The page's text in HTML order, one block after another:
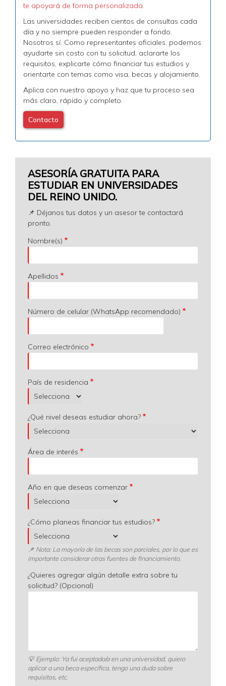
te apoyará de forma personalizada.
Las universidades reciben cientos de consultas cada
día y no siempre pueden responder a fondo.
Nosotros sí. Como representantes oficiales, podemos
ayudarte sin costo con tu solicitud, aclararte los
requisitos, explicarte cómo financiar tus estudios y
orientarte con temas como visa, becas y alojamiento.
Aplica con nuestro apoyo y haz que tu proceso sea
más claro, rápido y completo.
Contacto
ASESORÍA GRATUITA PARA
ESTUDIAR EN UNIVERSIDADES
DEL REINO UNIDO.
📌 Déjanos tus datos y un asesor te contactará
pronto.
Nombre(s)
Apellidos
Número de celular (WhatsApp recomendado)
Correo electrónico
País de residencia
¿Qué nivel deseas estudiar ahora?
Área de interés
Año en que deseas comenzar
¿Cómo planeas financiar tus estudios?
📌 Nota: La mayoría de las becas son parciales, por lo que es
importante considerar otras fuentes de financiamiento.
¿Quieres agregar algún detalle extra sobre tu
solicitud? (Opcional)
💡Ejemplo: Ya fui aceptado/a en una universidad, quiero
aplicar a una beca específica, tengo una duda sobre
requisitos, etc.